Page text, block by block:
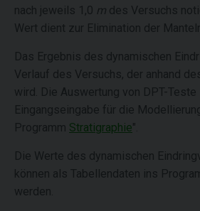
nach jeweils 1,0 m des Versuchs
Wert dient zur Elimination der
Das Ergebnis des dynamischen
Verlauf des Versuchs, der anhand
wird. Die Auswertung von DPT-
Eingangseingabe für die
Programm Stratigraphie".
Die Werte des dynamischen
können als Tabellendaten ins
werden.